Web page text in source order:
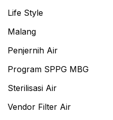
Life Style
Malang
Penjernih Air
Program SPPG MBG
Sterilisasi Air
Vendor Filter Air